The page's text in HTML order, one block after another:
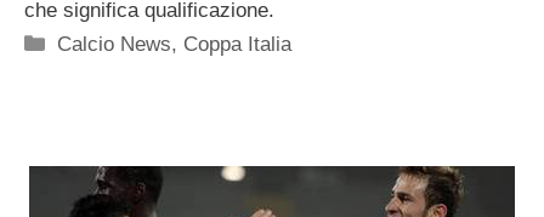
che significa qualificazione.
Categorie
Calcio News, Coppa Italia